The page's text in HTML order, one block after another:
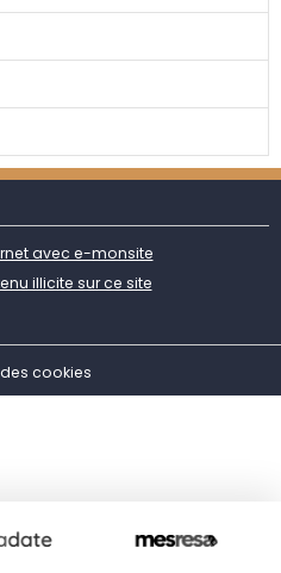
avec e-monsite
illicite sur ce site
cookies